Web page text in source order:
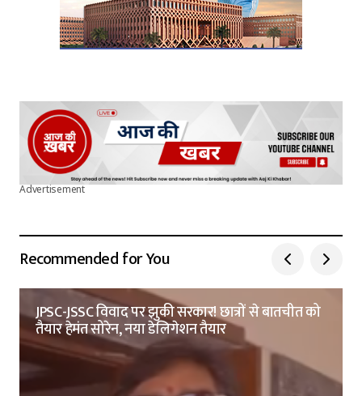
Advertisement
Recommended for You
JPSC-JSSC विवाद पर झुकी सरकार! छात्रों से बातचीत को
तैयार हेमंत सोरेन, नया डेलिगेशन तैयार